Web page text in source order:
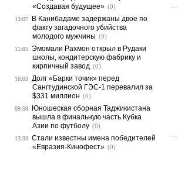
«Создавая будущее» (0)
13:07
В Канибадаме задержаны двое по
факту загадочного убийства
молодого мужчины (0)
11:05 Эмомали Рахмон открыл в Рудаки
школы, кондитерскую фабрику и
кирпичный завод (0)
10:03 Долг «Барки точик» перед
Сангтудинской ГЭС-1 перевалил за
$331 миллион (0)
09:59
Юношеская сборная Таджикистана
вышла в финальную часть Кубка
Азии по футболу (0)
13:33 Стали известны имена победителей
«Евразия-Кинофест» (0)